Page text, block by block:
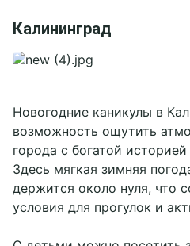
Калининград
Новогодние каникулы в
возможность ощутить
города с богатой
Здесь мягкая зимняя
держится около нуля, что
условия для прогулок и